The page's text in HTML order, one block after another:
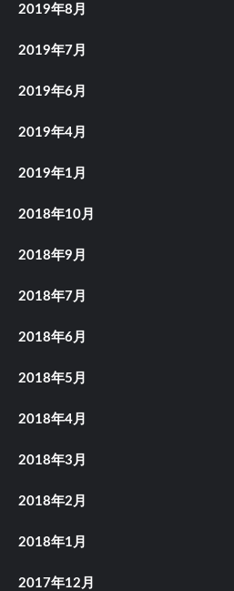
2019年8月
2019年7月
2019年6月
2019年4月
2019年1月
2018年10月
2018年9月
2018年7月
2018年6月
2018年5月
2018年4月
2018年3月
2018年2月
2018年1月
2017年12月